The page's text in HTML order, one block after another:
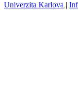
Univerzita Karlova |